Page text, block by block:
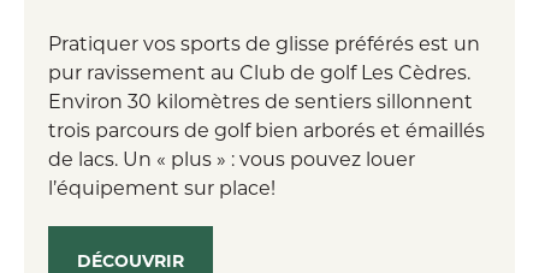
Pratiquer vos sports de glisse préférés est un
pur ravissement au Club de golf Les Cèdres.
Environ 30 kilomètres de sentiers sillonnent
trois parcours de golf bien arborés et émaillés
de lacs. Un « plus » : vous pouvez louer
l’équipement sur place!
DÉCOUVRIR